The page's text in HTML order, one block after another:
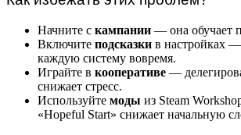
Начните с кампании — она обучает
Включите подсказки в настройках
каждую систему вовремя.
Играйте в кооперативе —
снижает стресс.
Используйте моды из Steam
«Hopeful Start» снижает начальную